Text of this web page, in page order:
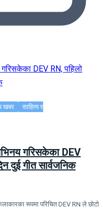
खबर
साहित्य र
गरिसकेका DEV
दुई गीत सार्वजनिक
रूपमा परिचित DEV RN ले छोटो